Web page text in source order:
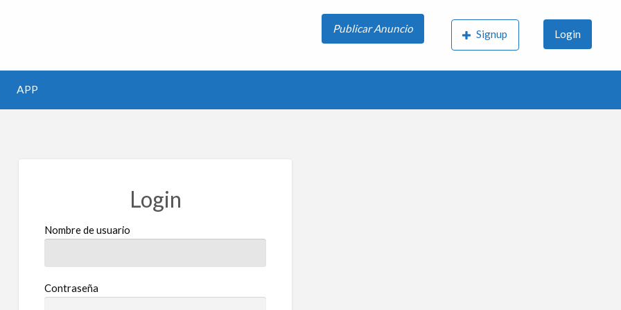
Publicar Anuncio Signup Login
APP
Login
Nombre de usuario
Contraseña